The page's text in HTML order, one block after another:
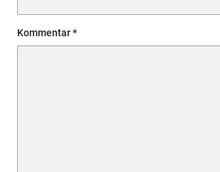
Kommentar